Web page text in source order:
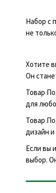
Набор с
не
Хотите
Он
Товар
для
Товар
дизайн
Если вы
выбор.